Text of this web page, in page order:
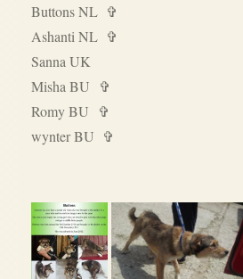
Buttons NL ✞
Ashanti NL ✞
Sanna UK
Misha BU
✞
Romy BU
✞
wynter BU ✞